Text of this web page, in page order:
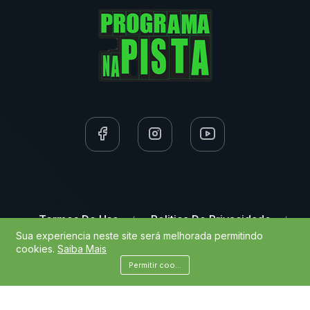
Termos De Uso Politica De Privacidade
Política De Cookies
Sua experiencia neste site será melhorada permitindo
cookies. Saiba Mais
Permitir cookies